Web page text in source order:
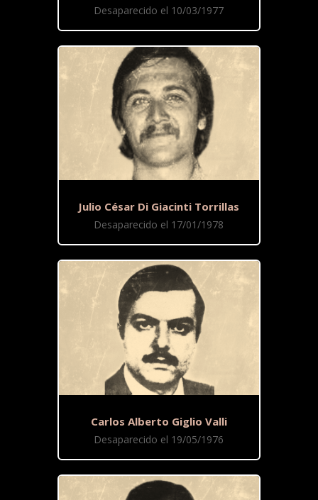
Desaparecido el 10/03/1977
Julio César Di Giacinti Torrillas
Desaparecido el 17/01/1978
Carlos Alberto Giglio Valli
Desaparecido el 19/05/1976